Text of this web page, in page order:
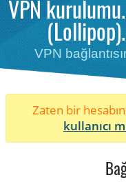
VPN
VPN
Zaten bir
kullanıcı